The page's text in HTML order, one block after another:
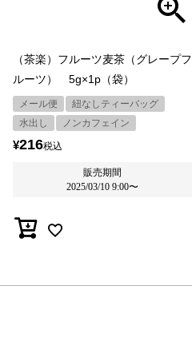
（茶楽）フルーツ麦茶（グレープフ
ルーツ） 5g×1p（袋）
メール便
紐なしティーバッグ
水出し
ノンカフェイン
¥216税込
販売期間
2025/03/10 9:00〜